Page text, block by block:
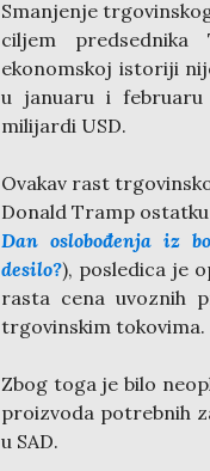
Smanjenje
ciljem
ekonomskoj istoriji
u januaru i februaru
milijardi USD.
Ovakav rast
Donald Tramp
Dan oslobođenja iz
desilo?), posledica je
rasta cena uvoznih
trgovinskim tokovima.
Zbog toga je bilo
proizvoda potrebnih
u SAD.